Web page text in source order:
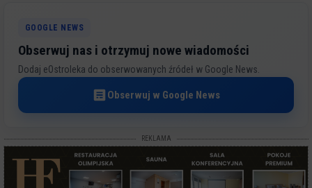
GOOGLE NEWS
Obserwuj nas i otrzymuj nowe wiadomości
Dodaj eOstroleka do obserwowanych źródeł w Google News.
Obserwuj w Google News
REKLAMA